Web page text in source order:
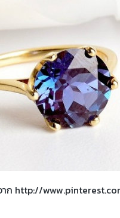
http://